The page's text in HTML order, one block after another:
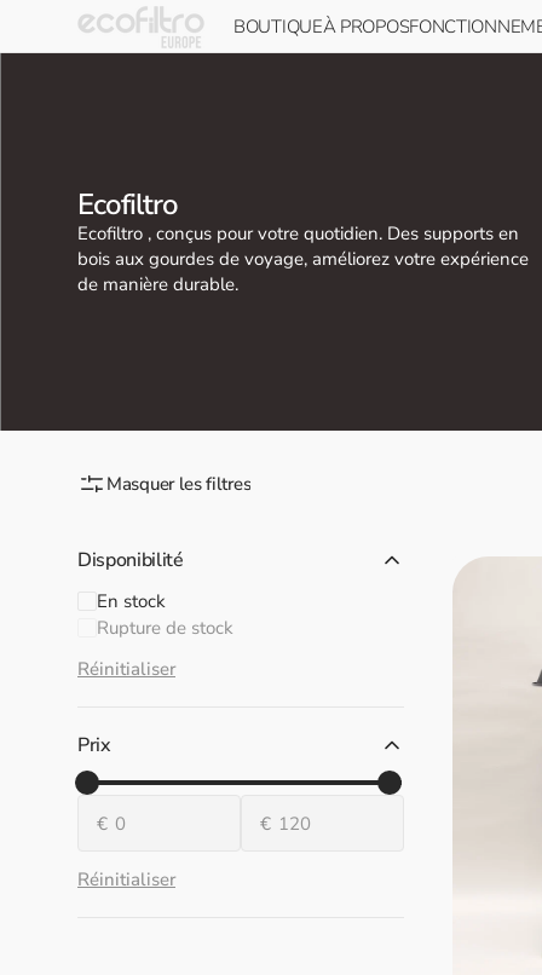
Skip to
BOUTIQUE
Tout voir
À PROPOS
Présence mondiale
Collection
:
Ecofiltro
Ecofiltro , conçus pour votre quotidien. Des supports en
bois aux gourdes de voyage, améliorez votre expérience
de manière durable.
Masquer les filtres
Disponibilité
En stock
Rupture de stock
Réinitialiser
Prix
€ €
De
À
Réinitialiser
Support